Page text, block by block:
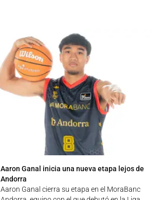
Aaron Ganal inicia una nueva etapa lejos de
Andorra
Aaron Ganal cierra su etapa en el MoraBanc